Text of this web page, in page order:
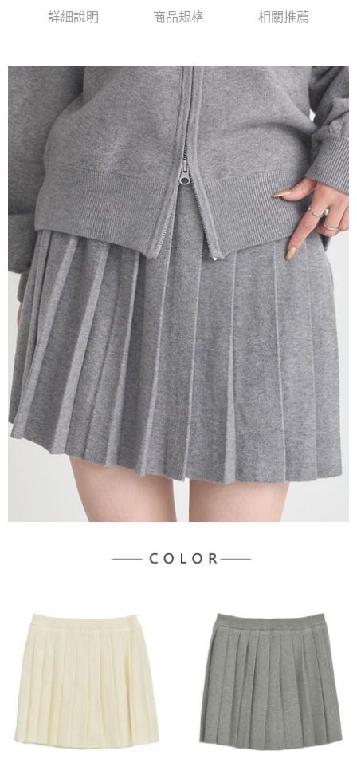
成交易。
3.實際核准額度、可分期數及費用金額請依後續交易確認頁面所載為準。
法說明評估內容。
【繳款方式說明】
1.分期款項不併入電信帳單，「大哥付你分期」於每月結算日後寄送繳費提
醒簡訊。
2.透過簡訊連結打開帳單後，可選擇「超商條碼／台灣大直營門市／銀行轉
帳／街口支付／iPASS MONEY」等通路繳費。
【注意事項】
1.本服務係由「台灣大哥大股份有限公司」（以下簡稱本公司）所提供，讓
用戶於交易時，得透過本服務購買商品或服務，並由商店將買賣／分期付款
買賣價金債權讓與本公司後，依約使用本公司帳單繳交帳款。
2.基於同意付款使用「大哥付你分期」之契約關係目的，商店將以您的個人
資料（包含姓名、電話或地址）提供予台灣大哥大進項蒐集、處理及利用，
由本公司與您本人進行分期帳單所需資料之確認、核對及更正。
3.完整用戶服務條款，請詳閱以下連結：https://oppay.tw/userRule
AFTEE先享後付是「在收到商品之後才付款」的支付方式。 讓您購物簡單
３．安心：先確認商品／服務後，再付款。
【「AFTEE先享後付」結帳流程】
１．於結帳方式選擇「AFTEE先享後付」後，將跳轉至「AFTEE先享後付」
結帳頁面，進行簡訊認證並確認金額後，即可完成結帳。
２．訂單成立數日內，您將收到繳費通知簡訊。
３．收到繳費通知簡訊後14天內，點擊此簡訊中的連結，可透過四大超商／
ATM／網路銀行／等多元方式進行付款，方視為交易完成。
※ 請注意：結帳手續完成當下不需立刻繳費，但若您需要取消訂單，請聯絡
購買商品的店家。未經商家同意取消之訂單仍視為有效，需透過AFTEE先享
後付繳納相關費用。
※ 交易是否成功請以「AFTEE先享後付 」之結帳頁面顯示為準，若有關於
是否繳費成功／繳費後需取消欲退款等相關疑問，請聯繫「AFTEE先享後付
客戶支援中心」
https://netprotections.freshdesk.com/support/home
【注意事項】
１．透過由恩沛科技股份有限公司提供之「AFTEE先享後付」服務完成之交
易，需依本服務之必要範圍內提供個人資料，並將交易相關給付款項請求債
權轉讓予恩沛科技股份有限公司。
２．關於個人資料處理事宜，請瀏覽以下網址：
https://aftee.tw/terms/#terms3
３．未成年的使用者請事先徵得法定代理人或監護人之同意方可使用
「AFTEE先享後付」，若未經同意申辦者引起之損失，本公司不負相關責
任。
４．使用「AFTEE先享後付」時，將依據個別帳號之用戶狀況，依本公司即
時審查核予不同之上限額度；若仍有額度不足之情形，本公司將視審查結果
請求用戶進行身份認證。
５．嚴禁一人註冊多個帳號或使用他人資訊註冊。若發現惡意使用之情形，
恩沛科技股份有限公司將有權停止該用戶之使用額度並採取法律行動。
ATM付款
全家取貨付款
每筆NT$60，滿NT$388(含以上)免運費
全家純取貨
每筆NT$60，滿NT$388(含以上)免運費
萊爾富取貨付款
每筆NT$60，滿NT$888(含以上)免運費
萊爾富純取貨
每筆NT$60，滿NT$888(含以上)免運費
7-11取貨付款
每筆NT$60，滿NT$888(含以上)免運費
7-11純取貨
每筆NT$60，滿NT$888(含以上)免運費
宅配
每筆NT$90，滿NT$888(含以上)免運費
詳細說明 商品規格 相關推薦